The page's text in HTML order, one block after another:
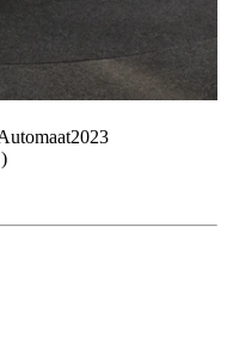
2023